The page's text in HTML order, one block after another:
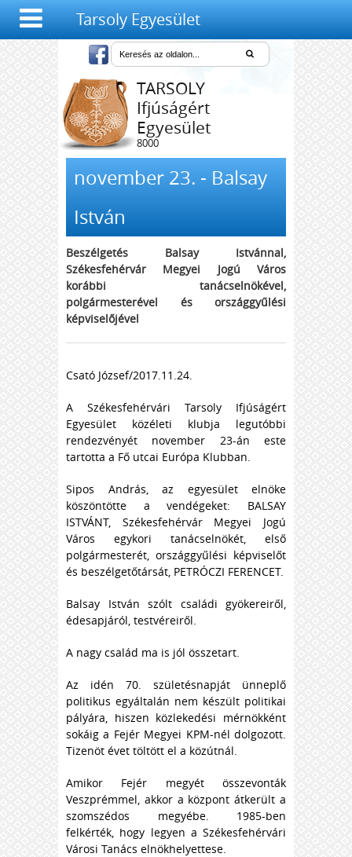
Tarsoly Egyesület
TARSOLY
Ifjúságért
Egyesület
8000
Székesfehérvár,
november 23. - Balsay
István
Beszélgetés Balsay Istvánnal,
Székesfehérvár Megyei Jogú Város
korábbi tanácselnökével,
polgármesterével és országgyűlési
képviselőjével
Csató József/2017.11.24.
A Székesfehérvári Tarsoly Ifjúságért
Egyesület közéleti klubja legutóbbi
rendezvényét november 23-án este
tartotta a Fő utcai Európa Klubban.
Sipos András, az egyesület elnöke
köszöntötte a vendégeket: BALSAY
ISTVÁNT, Székesfehérvár Megyei Jogú
Város egykori tanácselnökét, első
polgármesterét, országgyűlési képviselőt
és beszélgetőtársát, PETRÓCZI FERENCET.
Balsay István szólt családi gyökereiről,
édesapjáról, testvéreiről.
A nagy család ma is jól összetart.
Az idén 70. születésnapját ünneplő
politikus egyáltalán nem készült politikai
pályára, hiszen közlekedési mérnökként
sokáig a Fejér Megyei KPM-nél dolgozott.
Tizenöt évet töltött el a közútnál.
Amikor Fejér megyét összevonták
Veszprémmel, akkor a központ átkerült a
szomszédos megyébe. 1985-ben
felkérték, hogy legyen a Székesfehérvári
Városi Tanács elnökhelyettese.